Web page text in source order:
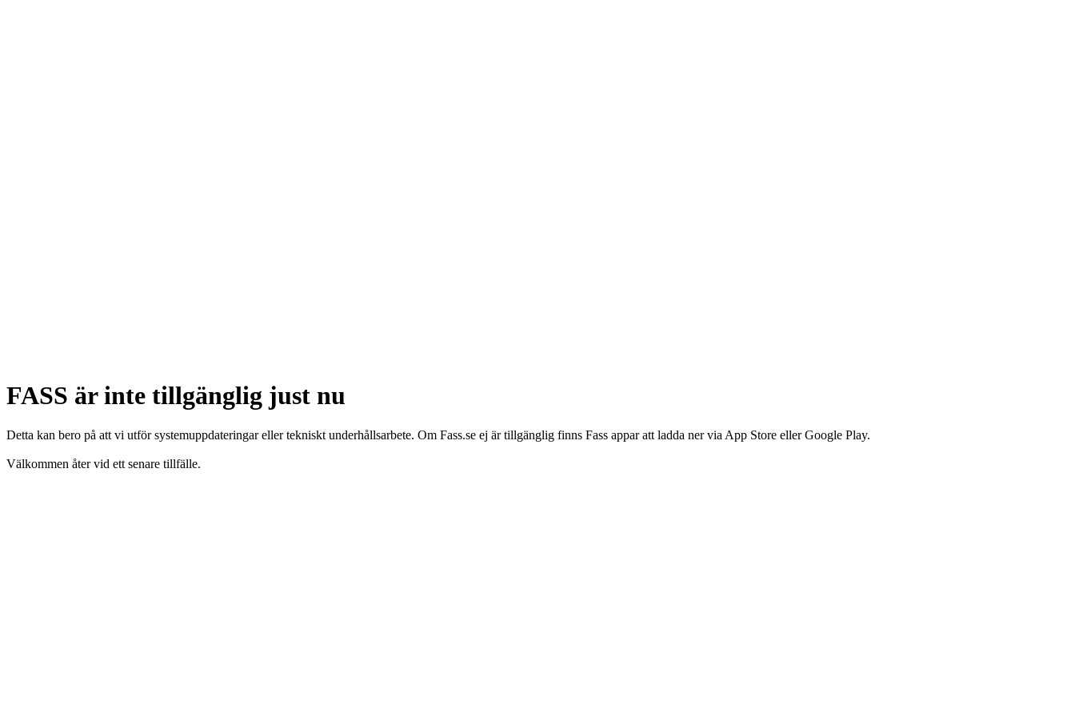
FASS är inte tillgänglig just nu
Detta kan bero på att vi utför systemuppdateringar eller tekniskt underhållsarbete. Om Fass.se ej är tillgänglig finns Fass appar att ladda ner via App Store eller Google Play.
Välkommen åter vid ett senare tillfälle.